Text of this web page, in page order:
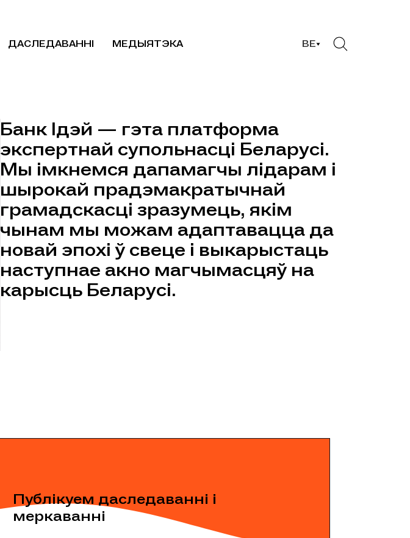
ДАСЛЕДАВАННІ МЕДЫЯТЭКА BE
Банк Ідэй — гэта платформа
экспертнай супольнасці Беларусі.
Мы імкнемся дапамагчы лідарам і
шырокай прадэмакратычнай
грамадскасці зразумець, якім
чынам мы можам адаптавацца да
новай эпохі ў свеце і выкарыстаць
наступнае акно магчымасцяў на
карысць Беларусі.
Публікуем даследаванні і
меркаванні